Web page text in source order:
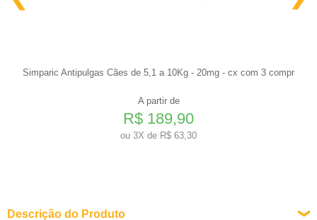
Simparic Antipulgas Cães de 5,1 a 10Kg - 20mg - cx com 3 compr
A partir de
R$ 189,90
ou 3X de R$ 63,30
Descrição do Produto